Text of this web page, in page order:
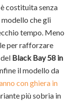
costituita senza
modello che gli
tempo. Meno
per rafforzare
Black Bay 58 in
il modello da
con ghiera in
più sobria in